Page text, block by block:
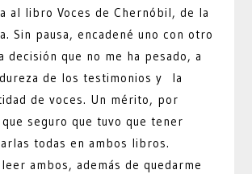
al libro Voces de Chernóbil, de la
Sin pausa, encadené uno con otro
decisión que no me ha pesado, a
de los testimonios y la
de voces. Un mérito, por
seguro que tuvo que tener
todas en ambos libros.
ambos, además de quedarme